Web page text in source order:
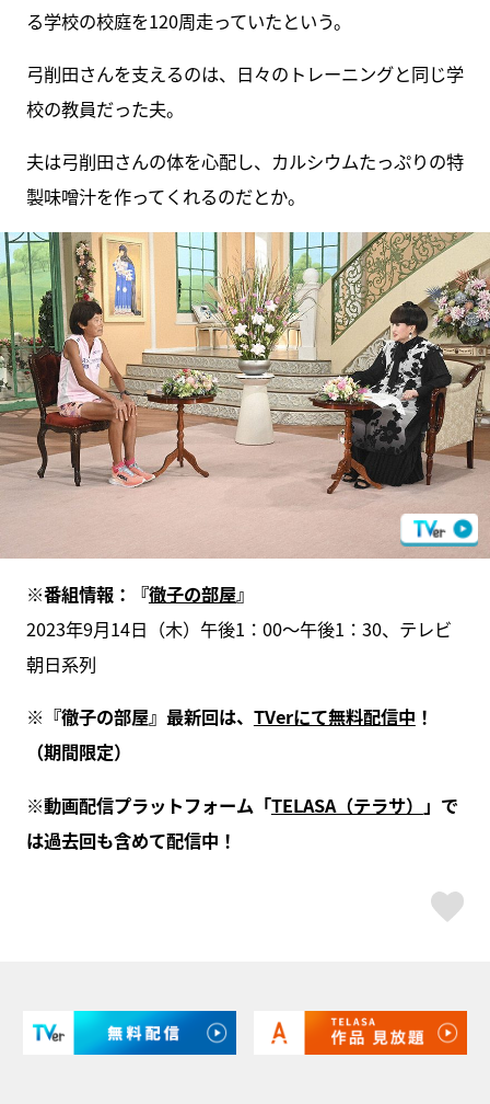
る学校の校庭を120周走っていたという。
弓削田さんを支えるのは、日々のトレーニングと同じ学
校の教員だった夫。
夫は弓削田さんの体を心配し、カルシウムたっぷりの特
製味噌汁を作ってくれるのだとか。
※番組情報：『徹子の部屋』
2023年9月14日（木）午後1：00～午後1：30、テレビ
朝日系列
※『徹子の部屋』最新回は、 TVerにて無料配信中 ！
（期間限定）
※動画配信プラットフォーム「TELASA（テラサ） 」で
は過去回も含めて配信中！